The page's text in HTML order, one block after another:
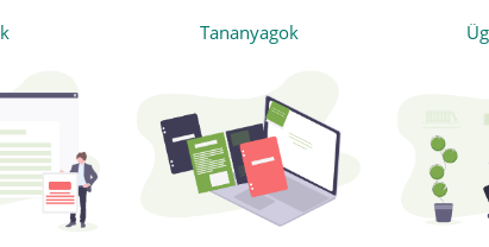
Tananyagok